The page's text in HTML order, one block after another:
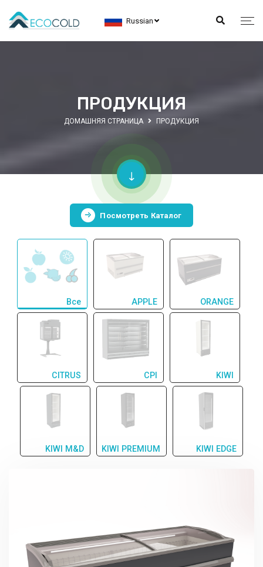
Russian
ПРОДУКЦИЯ
ДОМАШНЯЯ СТРАНИЦА ПРОДУКЦИЯ
Посмотреть Каталог
Все APPLE ORANGE
CITRUS CPI KIWI
KIWI M&D KIWI PREMIUM KIWI EDGE